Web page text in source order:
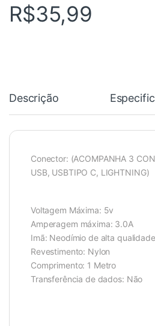
R$35,99
Descrição
Conector: (ACOMPANHA 3
USB, USBTIPO C, LIGHTNING)
Voltagem Máxima: 5v
Amperagem máxima: 3.0A
Imã: Neodímio de alta qualidade
Revestimento: Nylon
Comprimento: 1 Metro
Transferência de dados: Não